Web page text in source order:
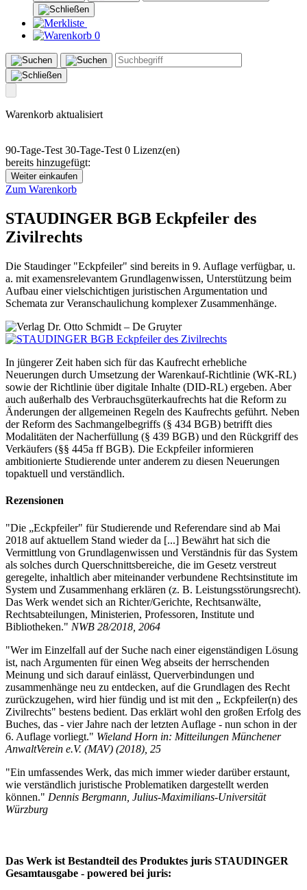
0
Warenkorb aktualisiert
90-Tage-Test 30-Tage-Test 0 Lizenz(en)
bereits hinzugefügt:
Weiter einkaufen
Zum Warenkorb
STAUDINGER BGB Eckpfeiler des
Zivilrechts
Die Staudinger "Eckpfeiler" sind bereits in 9. Auflage verfügbar, u.
a. mit examensrelevantem Grundlagenwissen, Unterstützung beim
Aufbau einer vielschichtigen juristischen Argumentation und
Schemata zur Veranschaulichung komplexer Zusammenhänge.
In jüngerer Zeit haben sich für das Kaufrecht erhebliche
Neuerungen durch Umsetzung der Warenkauf-Richtlinie (WK-RL)
sowie der Richtlinie über digitale Inhalte (DID-RL) ergeben. Aber
auch außerhalb des Verbrauchsgüterkaufrechts hat die Reform zu
Änderungen der allgemeinen Regeln des Kaufrechts geführt. Neben
der Reform des Sachmangelbegriffs (§ 434 BGB) betrifft dies
Modalitäten der Nacherfüllung (§ 439 BGB) und den Rückgriff des
Verkäufers (§§ 445a ff BGB). Die Eckpfeiler informieren
ambitionierte Studierende unter anderem zu diesen Neuerungen
topaktuell und verständlich.
Rezensionen
"Die „Eckpfeiler" für Studierende und Referendare sind ab Mai
2018 auf aktuellem Stand wieder da [...] Bewährt hat sich die
Vermittlung von Grundlagenwissen und Verständnis für das System
als solches durch Querschnittsbereiche, die im Gesetz verstreut
geregelte, inhaltlich aber miteinander verbundene Rechtsinstitute im
System und Zusammenhang erklären (z. B. Leistungsstörungsrecht).
Das Werk wendet sich an Richter/Gerichte, Rechtsanwälte,
Rechtsabteilungen, Ministerien, Professoren, Institute und
Bibliotheken." NWB 28/2018, 2064
"Wer im Einzelfall auf der Suche nach einer eigenständigen Lösung
ist, nach Argumenten für einen Weg abseits der herrschenden
Meinung und sich darauf einlässt, Querverbindungen und
zusammenhänge neu zu entdecken, auf die Grundlagen des Recht
zurückzugehen, wird hier fündig und ist mit den „ Eckpfeiler(n) des
Zivilrechts" bestens bedient. Das erklärt wohl den großen Erfolg des
Buches, das - vier Jahre nach der letzten Auflage - nun schon in der
6. Auflage vorliegt." Wieland Horn in: Mitteilungen Münchener
AnwaltVerein e.V. (MAV) (2018), 25
"Ein umfassendes Werk, das mich immer wieder darüber erstaunt,
wie verständlich juristische Problematiken dargestellt werden
können." Dennis Bergmann, Julius-Maximilians-Universität
Würzburg
Das Werk ist Bestandteil des Produktes juris STAUDINGER
Gesamtausgabe - powered bei juris: